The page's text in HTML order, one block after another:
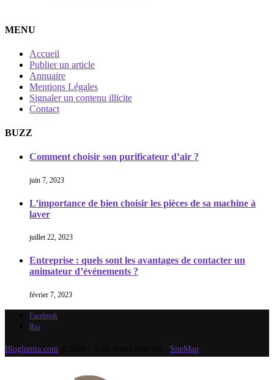
MENU
Accueil
Publier un article
Annuaire
Mentions Légales
Signaler un contenu illicite
Contact
BUZZ
Comment choisir son purificateur d’air ?
juin 7, 2023
L’importance de bien choisir les pièces de sa machine à
laver
juillet 22, 2023
Entreprise : quels sont les avantages de contacter un
animateur d’événements ?
février 7, 2023
Facebook
Rss
Bloglumia.com SiteMap